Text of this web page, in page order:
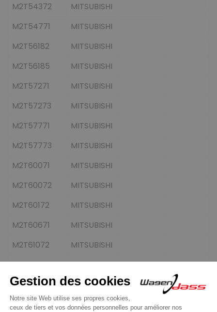
M2T54372
MITSUBISHI
M2T54771
MITSUBISHI
M2T56182
MITSUBISHI
M2T56185
MITSUBISHI
M2T57271
MITSUBISHI
M2T57273
MITSUBISHI
M2T57771
MITSUBISHI
M2T57773
MITSUBISHI
M2T60071
MITSUBISHI
M2T60072
MITSUBISHI
M2T60172
MITSUBISHI
M2T60671
MITSUBISHI
M2T61072
MITSUBISHI
M2T61271
MITSUBISHI
M2T62771
MITSUBISHI
M2T62871
MITSUBISHI